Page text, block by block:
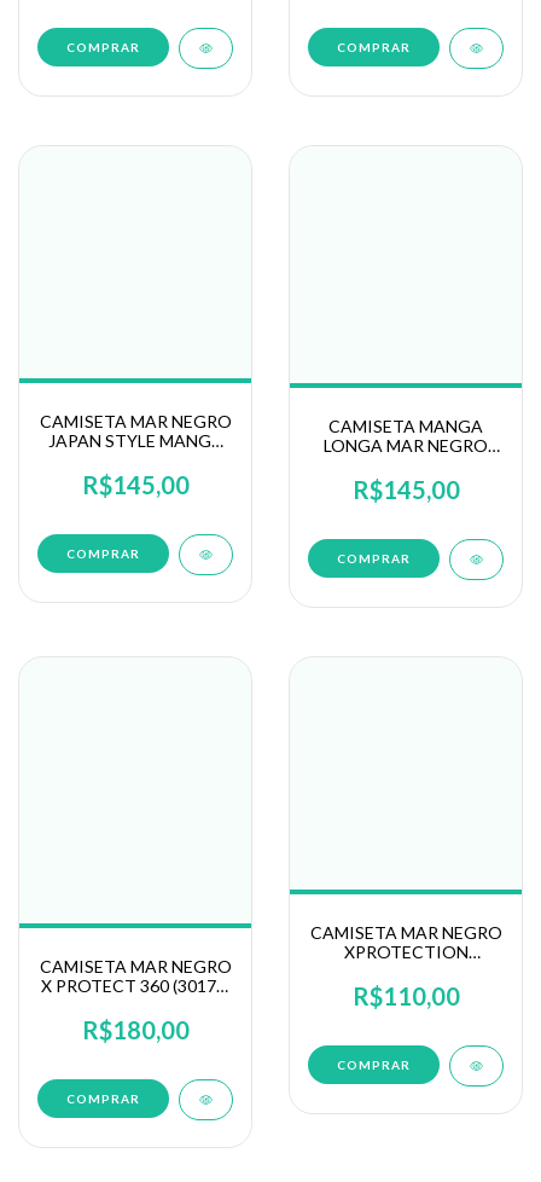
COMPRAR COMPRAR
CAMISETA MAR NEGRO
JAPAN STYLE MANGA
R$145,00
COMPRAR
CAMISETA MANGA
LONGA MAR NEGRO
ESTAMPADA COM
CAPUZ (30146)
R$145,00
COMPRAR
CAMISETA MAR NEGRO
X PROTECT 360 (30171)
CAPUZ
R$180,00
COMPRAR
CAMISETA MAR NEGRO
XPROTECTION
MANGA LONGA COM
CAPUZ (49428)
R$110,00
COMPRAR